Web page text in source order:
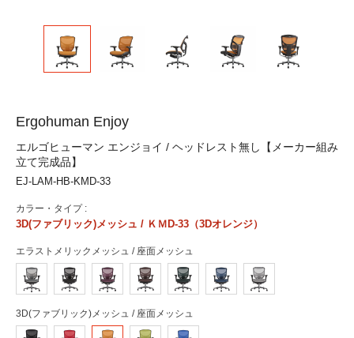
Ergohuman Enjoy
エルゴヒューマン エンジョイ / ヘッドレスト無し【メーカー組み
立て完成品】
EJ-LAM-HB-KMD-33
カラー・タイプ :
3D(ファブリック)メッシュ / ＫＭD-33（3Dオレンジ）
エラストメリックメッシュ / 座面メッシュ
3D(ファブリック)メッシュ / 座面メッシュ